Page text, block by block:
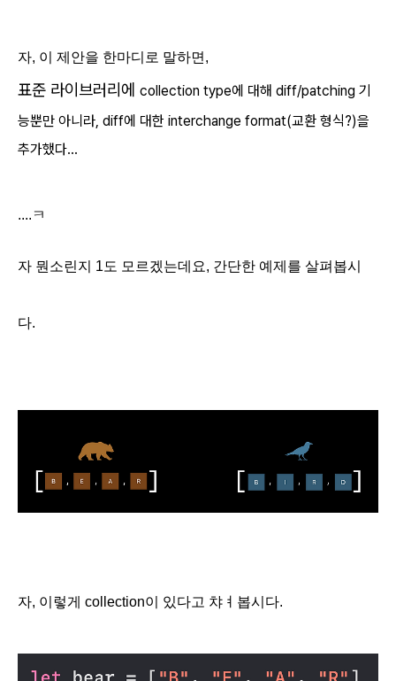
자, 이 제안을 한마디로 말하면,
표준 라이브러리에 collection type에 대해 diff/patching 기
능뿐만 아니라, diff에 대한 interchange format(교환 형식?)을
추가했다...
....ㅋ
자 뭔소린지 1도 모르겠는데요, 간단한 예제를 살펴봅시
다.
자, 이렇게 collection이 있다고 챠ㅕ봅시다.